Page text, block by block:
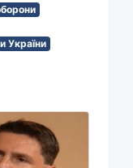
України